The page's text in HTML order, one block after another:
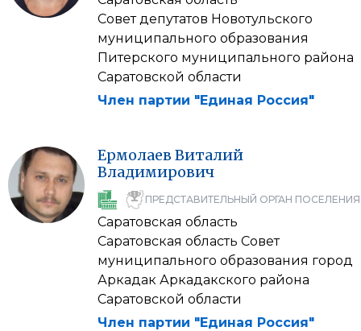
Совет депутатов Новотульского
муниципального образования
Питерского муниципального района
Саратовской области
Член партии "Единая Россия"
Ермолаев Виталий
Владимирович
ПРЕДСТАВИТЕЛЬНЫЙ ОРГАН ПОСЕЛЕНИЯ
Саратовская область
Саратовская область Совет
муниципального образования город
Аркадак Аркадакского района
Саратовской области
Член партии "Единая Россия"